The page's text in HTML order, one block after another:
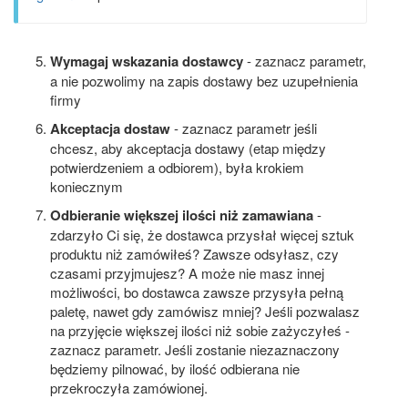
Wymagaj wskazania dostawcy- zaznacz parametr,
a nie pozwolimy na zapis dostawy bez uzupełnienia
firmy
Akceptacja dostaw- zaznacz parametr jeśli
chcesz, aby akceptacja dostawy (etap między
potwierdzeniem a odbiorem), była krokiem
koniecznym
Odbieranie większej ilości niż zamawiana-
zdarzyło Ci się, że dostawca przysłał więcej sztuk
produktu niż zamówiłeś? Zawsze odsyłasz, czy
czasami przyjmujesz? A może nie masz innej
możliwości, bo dostawca zawsze przysyła pełną
paletę, nawet gdy zamówisz mniej? Jeśli pozwalasz
na przyjęcie większej ilości niż sobie zażyczyłeś -
zaznacz parametr. Jeśli zostanie niezaznaczony
będziemy pilnować, by ilość odbierana nie
przekroczyła zamówionej.